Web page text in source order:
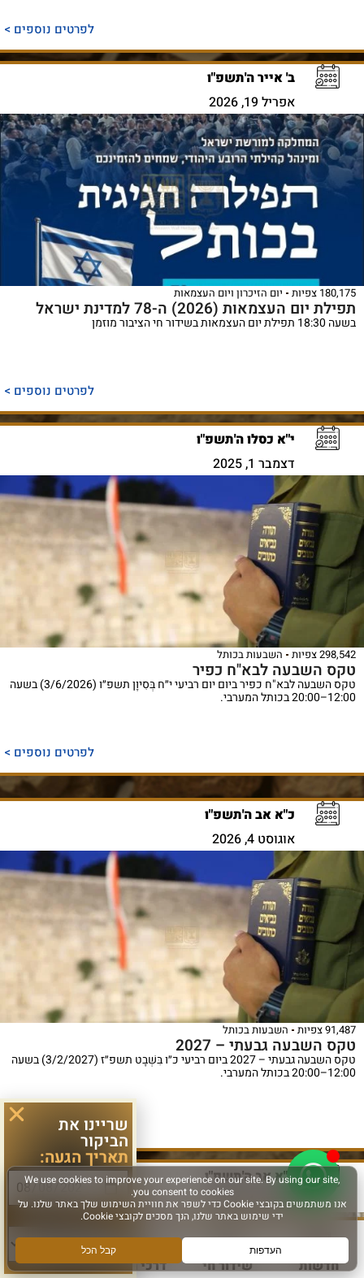
לפרטים נוספים >
ב' אייר ה'תשפ"ו
אפריל 19, 2026
180,175 צפיות יום הזיכרון ויום העצמאות
תפילת יום העצמאות (2026) ה-78 למדינת ישראל
בשעה 18:30 תפילת יום העצמאות בשידור חי הציבור מוזמן
לפרטים נוספים >
י"א כסלו ה'תשפ"ו
דצמבר 1, 2025
298,542 צפיות השבעות בכותל
טקס השבעה לבא"ח כפיר
טקס השבעה לבא"ח כפיר ביום יום רביעי י״ח בְּסִיוָן תשפ״ו (3/6/2026) בשעה
12:00–20:00 בכותל המערבי.
לפרטים נוספים >
כ"א אב ה'תשפ"ו
אוגוסט 4, 2026
91,487 צפיות השבעות בכותל
טקס השבעה גבעתי – 2027
טקס השבעה גבעתי – 2027 ביום רביעי כ״ו בִּשְׁבָט תשפ״ז (3/2/2027) בשעה
12:00–20:00 בכותל המערבי.
לפרטים נוספים >
כ"א אב ה'תשפ"ו
אוגוסט 4, 2026
חדשות שידור חי דרכי הגעה עוד
שריינו את
הביקור
תאריך הגעה:
סוג פעילות: